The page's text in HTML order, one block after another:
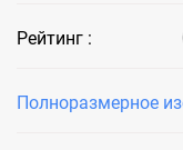
Рейтинг :
Полноразмерное